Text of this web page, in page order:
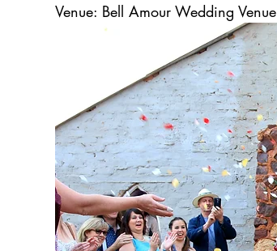
Venue: Bell Amour Wedding Venue